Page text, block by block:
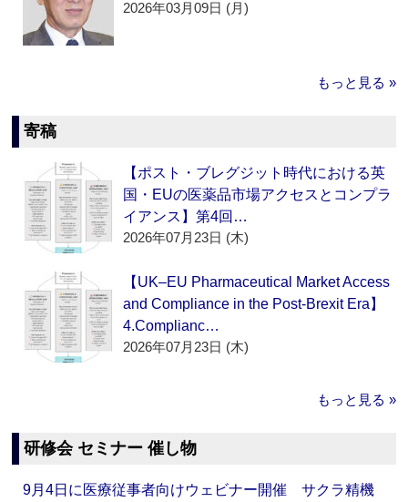
2026年03月09日 (月)
もっと見る »
寄稿
【ポスト・ブレグジット時代における英
国・EUの医薬品市場アクセスとコンプラ
イアンス】第4回…
2026年07月23日 (木)
【UK–EU Pharmaceutical Market Access
and Compliance in the Post-Brexit Era】
4.Complianc…
2026年07月23日 (木)
もっと見る »
研修会 セミナー 催し物
9月4日に医療従事者向けウェビナー開催 サクラ精機